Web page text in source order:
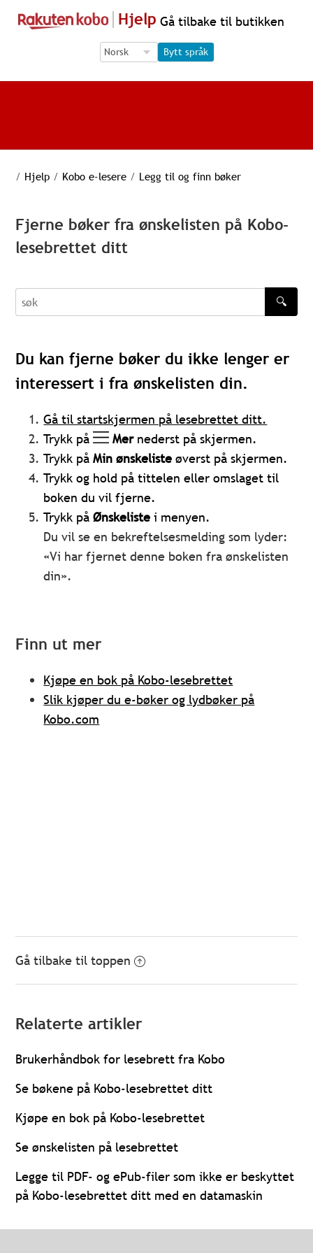
Hjelp Gå tilbake til butikken
Language Selection
Language Selection
Bytt språk
/ Hjelp / Kobo e-lesere / Legg til og finn bøker
Fjerne bøker fra ønskelisten på Kobo-
lesebrettet ditt
søk
🔍
Du kan fjerne bøker du ikke lenger er
interessert i fra ønskelisten din.
Gå til startskjermen på lesebrettet ditt.
Trykk på
Mernederst på skjermen.
Trykk påMinønskelisteøverst på skjermen.
Trykk og hold på tittelen eller omslaget til
boken du vil fjerne.
Trykk påØnskeliste i menyen.
Du vil se en bekreftelsesmelding som lyder:
«Vi har fjernet denne boken fra ønskelisten
din».
Finn ut mer
Kjøpe en bok på Kobo-lesebrettet
Slik kjøper du e-bøker og lydbøker på
Kobo.com
Gå tilbake til toppen
Relaterte artikler
Brukerhåndbok for lesebrett fra Kobo
Se bøkene på Kobo-lesebrettet ditt
Kjøpe en bok på Kobo-lesebrettet
Se ønskelisten på lesebrettet
Legge til PDF- og ePub-filer som ikke er beskyttet
på Kobo-lesebrettet ditt med en datamaskin